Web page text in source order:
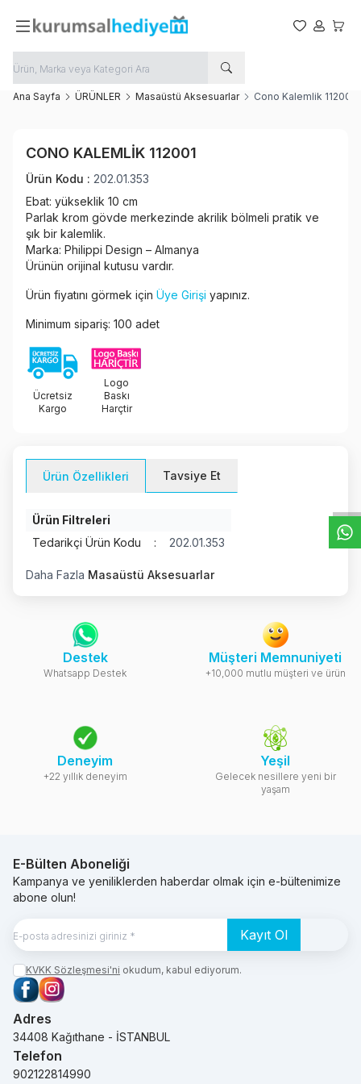
Favorilerim
Hesabım
Ana Sayfa ÜRÜNLER Masaüstü Aksesuarlar Cono Kalemlik 112001
CONO KALEMLIK 112001
Ürün Kodu : 202.01.353
Ebat: yükseklik 10 cm
Parlak krom gövde merkezinde akrilik bölmeli pratik ve
şık bir kalemlik.
Marka: Philippi Design – Almanya
Ürünün orijinal kutusu vardır.
Ürün fiyatını görmek için Üye Girişi yapınız.
Minimum sipariş: 100 adet
Ücretsiz
Kargo
Logo
Baskı
Harçtir
Ürün Özellikleri Tavsiye Et
Ürün Filtreleri
Tedarikçi Ürün Kodu
: 202.01.353
Daha Fazla Masaüstü Aksesuarlar
Destek
Whatsapp Destek
Müşteri Memnuniyeti
+10,000 mutlu müşteri ve ürün
Deneyim
+22 yıllık deneyim
Yeşil
Gelecek nesillere yeni bir
yaşam
E-Bülten Aboneliği
Kampanya ve yeniliklerden haberdar olmak için e-bültenimize
abone olun!
Kayıt Ol
KVKK Sözleşmesi'ni okudum, kabul ediyorum.
Facebook
Instagram
Adres
34408 Kağıthane - İSTANBUL
Telefon
902122814990